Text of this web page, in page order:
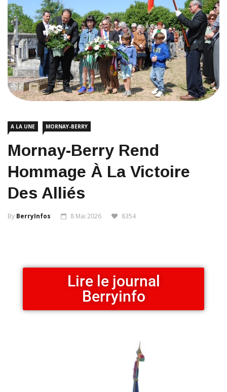
A LA UNE MORNAY-BERRY
Mornay-Berry Rend
Hommage À La Victoire
Des Alliés
By BerryInfos 8 Mai 2026 8354
Lire le journal
Berryinfo